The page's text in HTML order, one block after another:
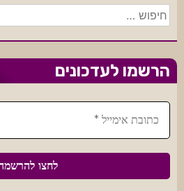
חיפוש:
הרשמו לעדכונים